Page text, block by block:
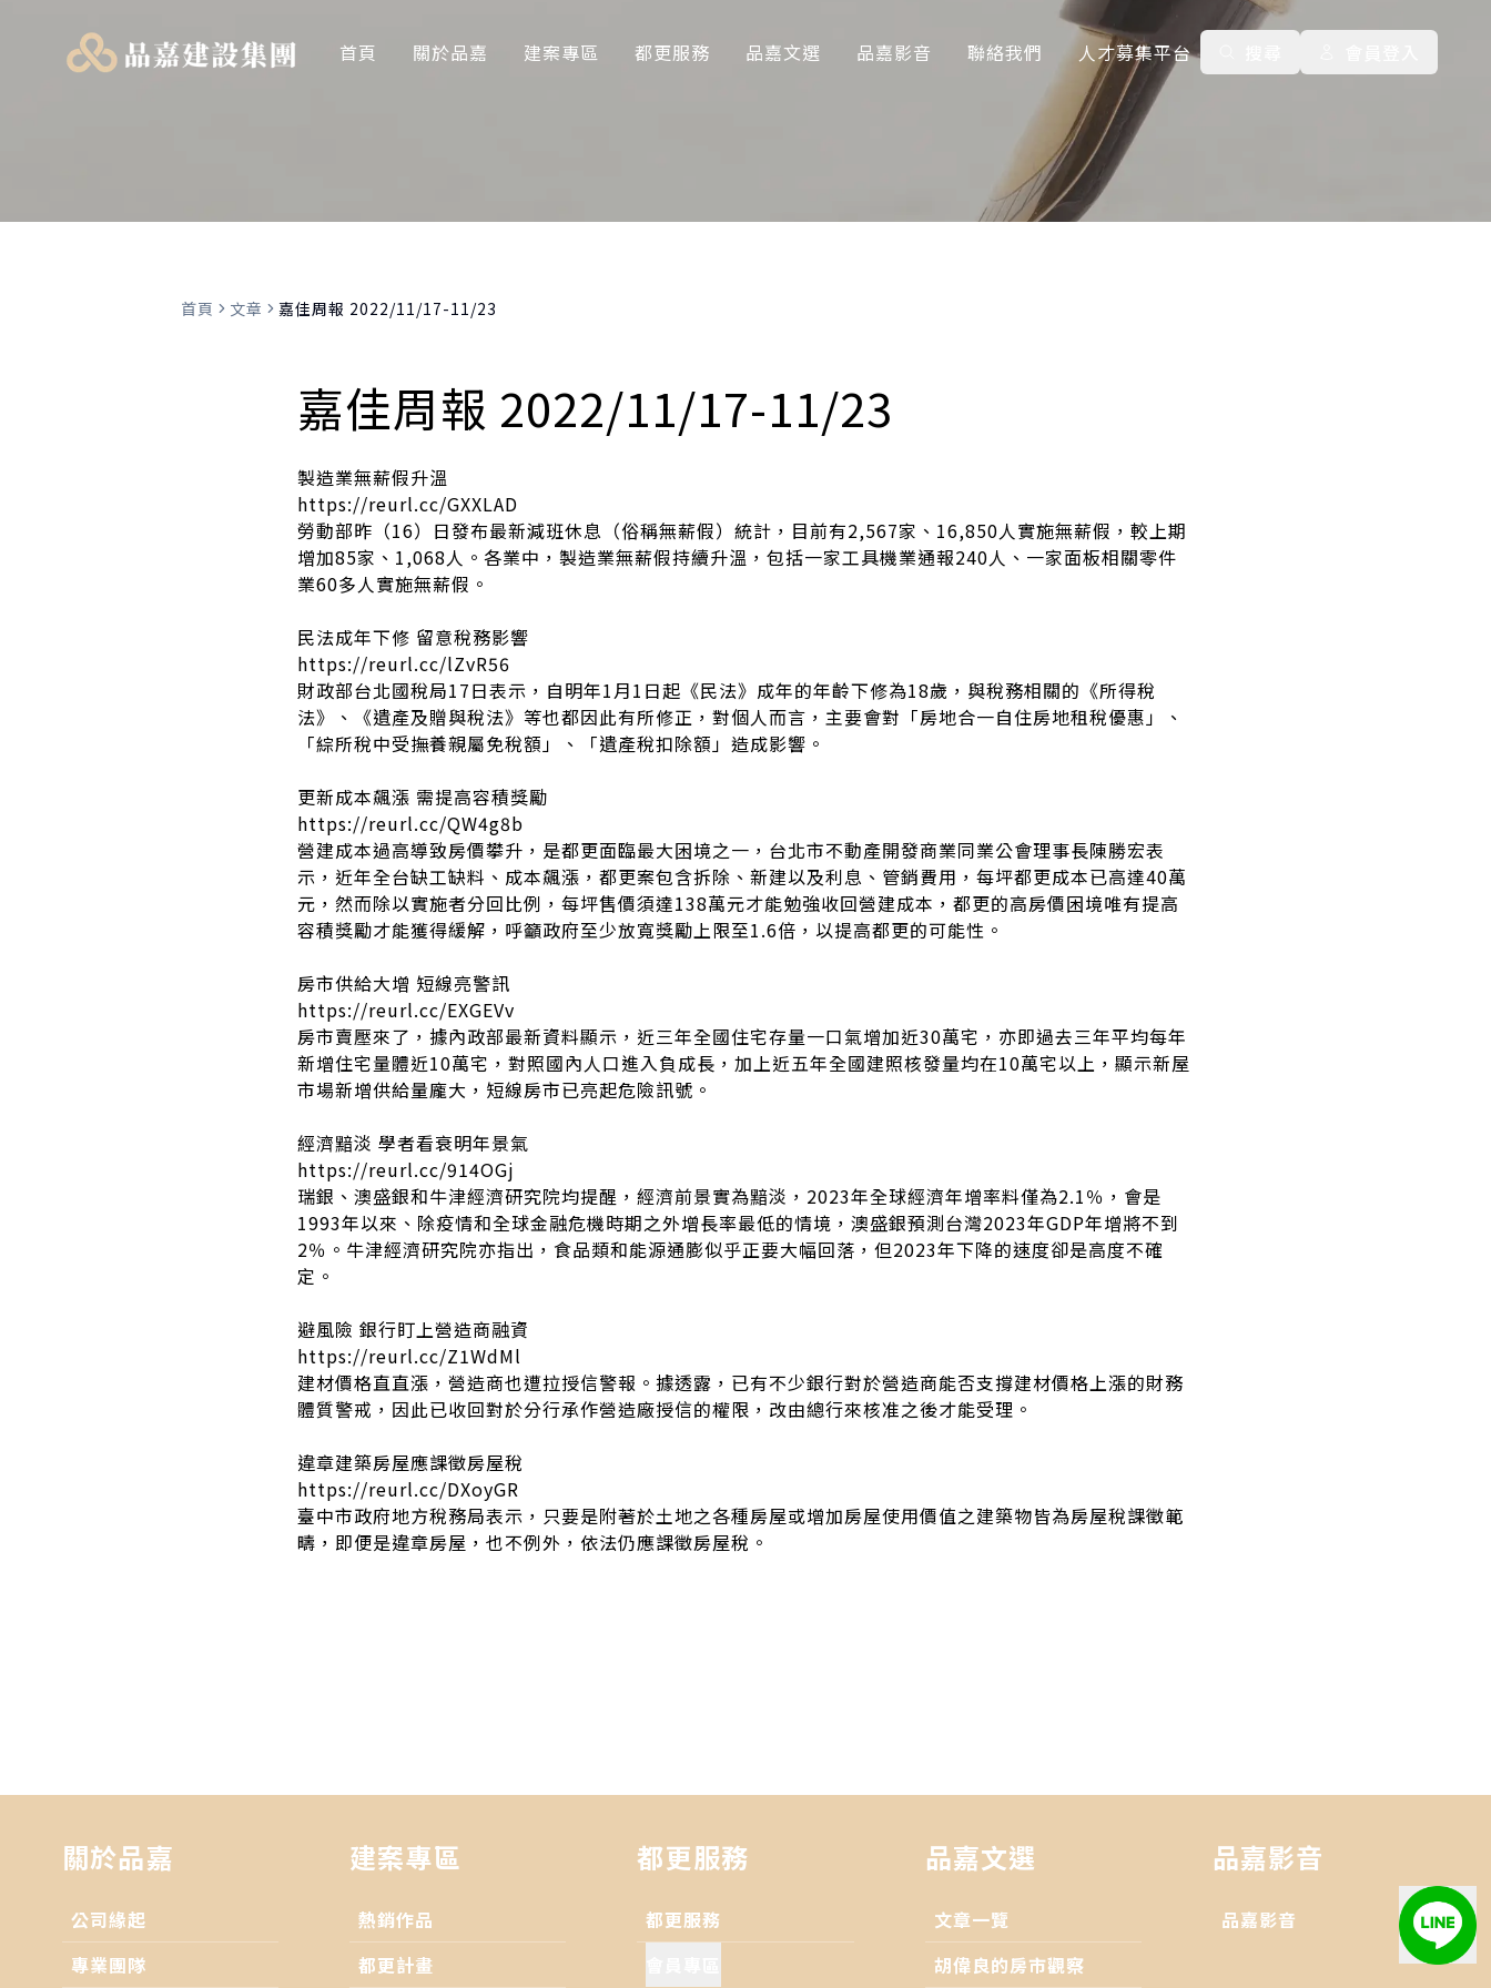
首頁 關於品嘉 建案專區 都更服務 品嘉文選 品嘉影音 聯絡我們 人才募集平台
首頁 文章 嘉佳周報 2022/11/17-11/23
嘉佳周報 2022/11/17-11/23
製造業無薪假升溫
https://reurl.cc/GXXLAD
勞動部昨（16）日發布最新減班休息（俗稱無薪假）統計，目前有2,567家、16,850人實施無薪假，較上期
增加85家、1,068人。各業中，製造業無薪假持續升溫，包括一家工具機業通報240人、一家面板相關零件
業60多人實施無薪假。
民法成年下修 留意稅務影響
https://reurl.cc/lZvR56
財政部台北國稅局17日表示，自明年1月1日起《民法》成年的年齡下修為18歲，與稅務相關的《所得稅
法》、《遺產及贈與稅法》等也都因此有所修正，對個人而言，主要會對「房地合一自住房地租稅優惠」、
「綜所稅中受撫養親屬免稅額」、「遺產稅扣除額」造成影響。
更新成本飆漲 需提高容積獎勵
https://reurl.cc/QW4g8b
營建成本過高導致房價攀升，是都更面臨最大困境之一，台北市不動產開發商業同業公會理事長陳勝宏表
示，近年全台缺工缺料、成本飆漲，都更案包含拆除、新建以及利息、管銷費用，每坪都更成本已高達40萬
元，然而除以實施者分回比例，每坪售價須達138萬元才能勉強收回營建成本，都更的高房價困境唯有提高
容積獎勵才能獲得緩解，呼籲政府至少放寬獎勵上限至1.6倍，以提高都更的可能性。
房市供給大增 短線亮警訊
https://reurl.cc/EXGEVv
房市賣壓來了，據內政部最新資料顯示，近三年全國住宅存量一口氣增加近30萬宅，亦即過去三年平均每年
新增住宅量體近10萬宅，對照國內人口進入負成長，加上近五年全國建照核發量均在10萬宅以上，顯示新屋
市場新增供給量龐大，短線房市已亮起危險訊號。
經濟黯淡 學者看衰明年景氣
https://reurl.cc/914OGj
瑞銀、澳盛銀和牛津經濟研究院均提醒，經濟前景實為黯淡，2023年全球經濟年增率料僅為2.1％，會是
1993年以來、除疫情和全球金融危機時期之外增長率最低的情境，澳盛銀預測台灣2023年GDP年增將不到
2％。牛津經濟研究院亦指出，食品類和能源通膨似乎正要大幅回落，但2023年下降的速度卻是高度不確
定。
避風險 銀行盯上營造商融資
https://reurl.cc/Z1WdMl
建材價格直直漲，營造商也遭拉授信警報。據透露，已有不少銀行對於營造商能否支撐建材價格上漲的財務
體質警戒，因此已收回對於分行承作營造廠授信的權限，改由總行來核准之後才能受理。
違章建築房屋應課徵房屋稅
https://reurl.cc/DXoyGR
臺中市政府地方稅務局表示，只要是附著於土地之各種房屋或增加房屋使用價值之建築物皆為房屋稅課徵範
疇，即便是違章房屋，也不例外，依法仍應課徵房屋稅。
關於品嘉
公司緣起
專業團隊
建案專區
熱銷作品
都更計畫
都更服務
都更服務
品嘉文選
文章一覽
胡偉良的房市觀察
品嘉影音
品嘉影音